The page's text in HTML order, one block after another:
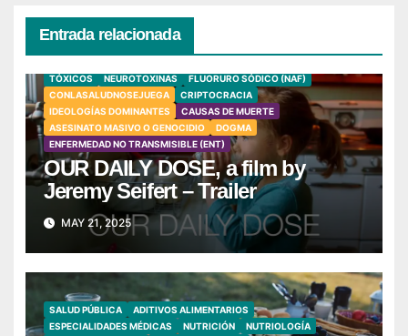
Entrada relacionada
TÓXICOS NEUROTOXINAS
FLUORURO SÓDICO (NAF)
CONLASALUDNOSEJUEGA
CRIPTOCRACIA
IDEOLOGÍAS DOMINANTES
CAUSAS DE MUERTE
ASESINATO MASIVO O GENOCIDIO
DOGMA
ENFERMEDAD NO TRANSMISIBLE (ENT)
OUR DAILY DOSE, a film by
Jeremy Seifert – Trailer
MAY 21, 2025
SALUD PÚBLICA
ADITIVOS ALIMENTARIOS
ESPECIALIDADES MÉDICAS
NUTRICIÓN
NUTRIOLOGÍA